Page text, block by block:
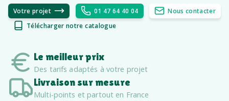
Votre projet 01 47 64 40 04
Nous contacter
Télécharger notre catalogue
Le meilleur prix
Des tarifs adaptés à votre projet
Livraison sur mesure
Multi-points et partout en France